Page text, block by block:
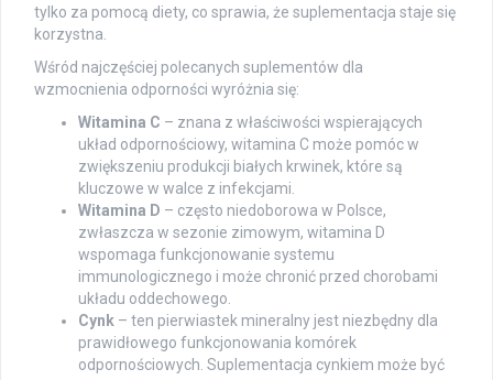
tylko za pomocą diety, co sprawia, że suplementacja staje się
korzystna.
Wśród najczęściej polecanych suplementów dla
wzmocnienia odporności wyróżnia się:
Witamina C – znana z właściwości wspierających
układ odpornościowy, witamina C może pomóc w
zwiększeniu produkcji białych krwinek, które są
kluczowe w walce z infekcjami.
Witamina D – często niedoborowa w Polsce,
zwłaszcza w sezonie zimowym, witamina D
wspomaga funkcjonowanie systemu
immunologicznego i może chronić przed chorobami
układu oddechowego.
Cynk – ten pierwiastek mineralny jest niezbędny dla
prawidłowego funkcjonowania komórek
odpornościowych. Suplementacja cynkiem może być